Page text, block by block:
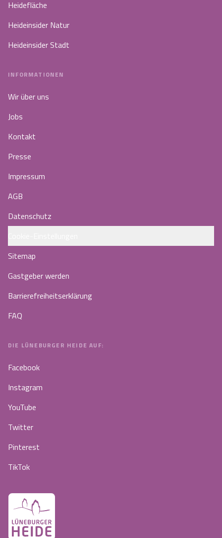
Heidefläche
Heideinsider Natur
Heideinsider Stadt
INFORMATIONEN
Wir über uns
Jobs
Kontakt
Presse
Impressum
AGB
Datenschutz
Sitemap
Gastgeber werden
Barrierefreiheitserklärung
FAQ
DIE LÜNEBURGER HEIDE AUF:
Facebook
Instagram
YouTube
Twitter
Pinterest
TikTok